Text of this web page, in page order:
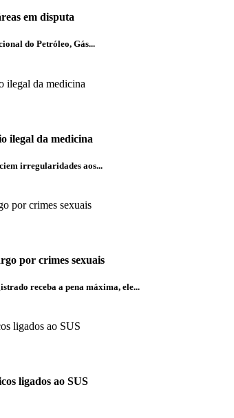
em disputa
do Petróleo, Gás...
ilegal da medicina
irregularidades aos...
por crimes sexuais
receba a pena máxima, ele...
ligados ao SUS